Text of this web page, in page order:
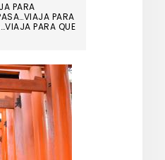
PARA
PARA
PARA QUE